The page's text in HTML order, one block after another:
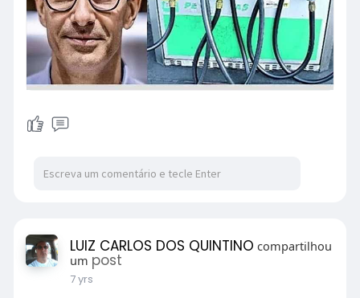
LUIZ CARLOS DOS QUINTINO compartilhou
um post
7 yrs